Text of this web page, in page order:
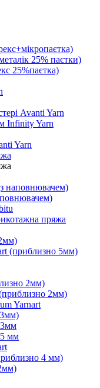
25% паєтки)
25%паєтка)
Avanti Yarn
Infinity Yarn
Yarn
наповнювачем)
пряжа
(приблизно 5мм)
2мм)
2мм)
Yarnart
3мм
5 мм
4 мм)